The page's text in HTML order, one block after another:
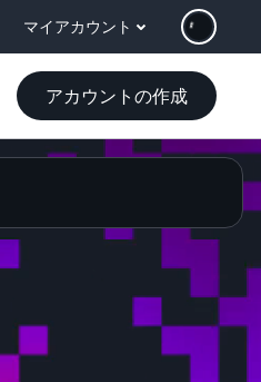
マイアカウント
アカウントの作成